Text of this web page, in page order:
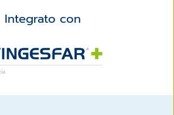
Integrato con